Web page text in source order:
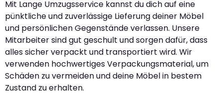
Mit Lange Umzugsservice kannst du dich auf eine
pünktliche und zuverlässige Lieferung deiner Möbel
und persönlichen Gegenstände verlassen. Unsere
Mitarbeiter sind gut geschult und sorgen dafür, dass
alles sicher verpackt und transportiert wird. Wir
verwenden hochwertiges Verpackungsmaterial, um
Schäden zu vermeiden und deine Möbel in bestem
Zustand zu erhalten.